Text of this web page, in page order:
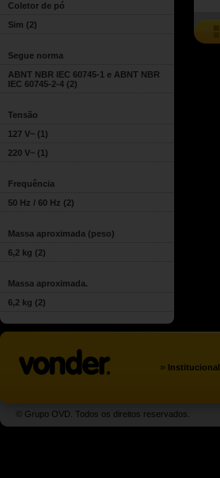
Coletor de pó
Sim (2)
Segue norma
ABNT NBR IEC 60745-1 e ABNT NBR
IEC 60745-2-4 (2)
Tensão
127 V~ (1)
220 V~ (1)
Frequência
50 Hz / 60 Hz (2)
Massa aproximada (peso)
6,2 kg (2)
Massa aproximada.
6,2 kg (2)
» Institucional
© Grupo OVD. Todos os direitos reservados.